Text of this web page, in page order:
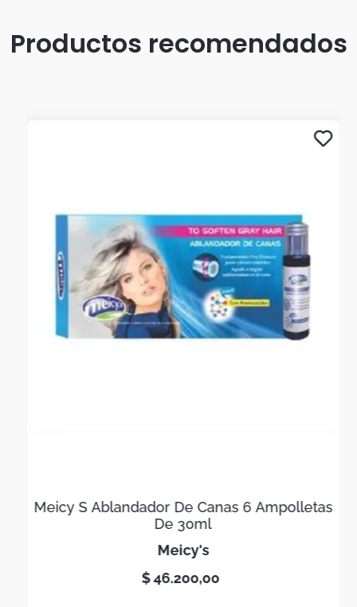
Productos recomendados
Meicy S Ablandador De Canas 6 Ampolletas
De 30ml
meicy's
$46.200,00